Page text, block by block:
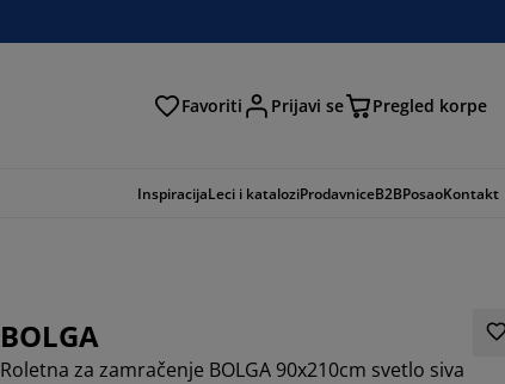
Favoriti Prijavi se Pregled korpe
InspiracijaLeci i kataloziProdavniceB2BPosaoKontakt
BOLGA
Roletna za zamračenje BOLGA 90x210cm svetlo siva